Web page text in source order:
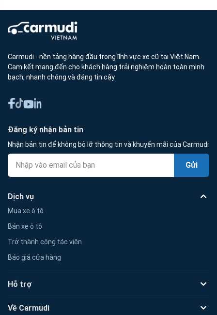
Carmudi - nền tảng hàng đầu trong lĩnh vực xe cũ tại Việt Nam.
Cam kết mang đến cho khách hàng trải nghiệm hoàn toàn minh
bạch, nhanh chóng và đáng tin cậy.
Đăng ký nhận bản tin
Nhận bản tin để không bỏ lỡ thông tin và khuyến mãi của Carmudi
Gửi
Dịch vụ
Mua xe ô tô
Bán xe ô tô
Trở thành cộng tác viên
Báo giá cửa hàng
Hỗ trợ
Về Carmudi